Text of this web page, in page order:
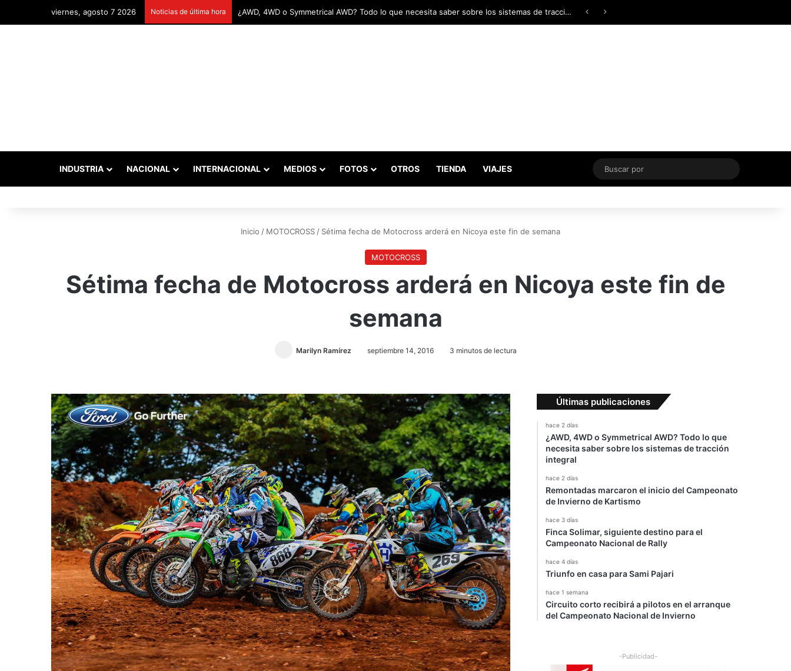
viernes, agosto 7 2026 Noticias de última hora Remontadas marcaron el inicio del Campeonato de Invierno de Kartismo
INDUSTRIA NACIONAL INTERNACIONAL MEDIOS FOTOS OTROS TIENDA VIAJES
Buscar
por
Inicio / MOTOCROSS / Sétima fecha de Motocross arderá en Nicoya este fin de semana
MOTOCROSS
Sétima fecha de Motocross arderá en Nicoya este fin de
semana
Marilyn Ramírez septiembre 14, 2016 3 minutos de lectura
Últimas publicaciones
hace 2 días
¿AWD, 4WD o Symmetrical AWD? Todo lo que
necesita saber sobre los sistemas de tracción
integral
hace 2 días
Remontadas marcaron el inicio del Campeonato
de Invierno de Kartismo
hace 3 días
Finca Solimar, siguiente destino para el
Campeonato Nacional de Rally
hace 4 días
Triunfo en casa para Sami Pajari
hace 1 semana
Circuito corto recibirá a pilotos en el arranque
del Campeonato Nacional de Invierno
-Publicidad-